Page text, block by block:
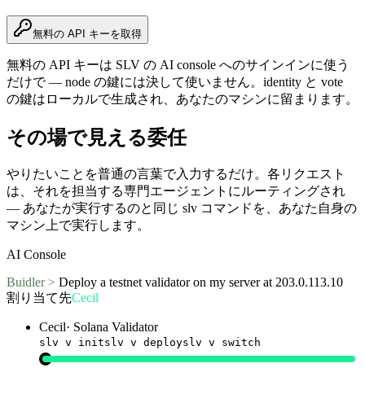
無料の API キーを取得
無料の API キーは SLV の AI console へのサインインに使う
だけで — node の鍵には決して使いません。identity と vote
の鍵はローカルで生成され、あなたのマシンに留まります。
その場で見える委任
やりたいことを普通の言葉で入力するだけ。各リクエスト
は、それを担当する専門エージェントにルーティングされ
— あなたが実行するのと同じ slv コマンドを、あなた自身の
マシン上で実行します。
AI Console
Buidler > Deploy a testnet validator on my server at 203.0.113.10
割り当て先Cecil
Cecil· Solana Validator
slv v initslv v deployslv v switch